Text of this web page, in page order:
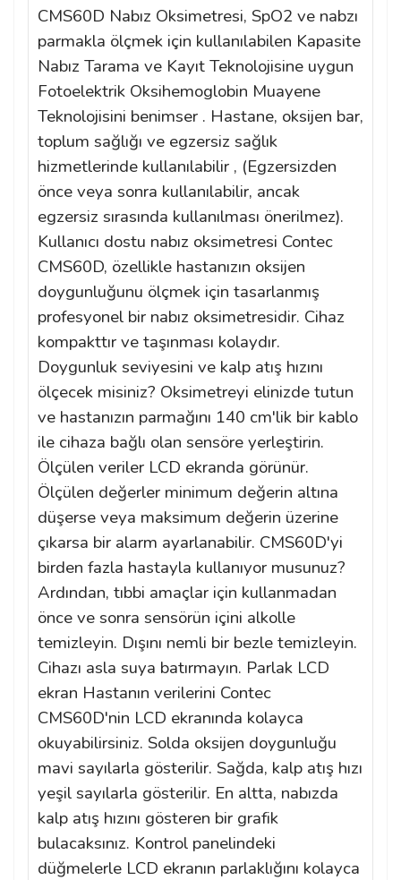
CMS60D Nabız Oksimetresi, SpO2 ve nabzı
parmakla ölçmek için kullanılabilen Kapasite
Nabız Tarama ve Kayıt Teknolojisine uygun
Fotoelektrik Oksihemoglobin Muayene
Teknolojisini benimser . Hastane, oksijen bar,
toplum sağlığı ve egzersiz sağlık
hizmetlerinde kullanılabilir , (Egzersizden
önce veya sonra kullanılabilir, ancak
egzersiz sırasında kullanılması önerilmez).
Kullanıcı dostu nabız oksimetresi Contec
CMS60D, özellikle hastanızın oksijen
doygunluğunu ölçmek için tasarlanmış
profesyonel bir nabız oksimetresidir. Cihaz
kompakttır ve taşınması kolaydır.
Doygunluk seviyesini ve kalp atış hızını
ölçecek misiniz? Oksimetreyi elinizde tutun
ve hastanızın parmağını 140 cm'lik bir kablo
ile cihaza bağlı olan sensöre yerleştirin.
Ölçülen veriler LCD ekranda görünür.
Ölçülen değerler minimum değerin altına
düşerse veya maksimum değerin üzerine
çıkarsa bir alarm ayarlanabilir. CMS60D'yi
birden fazla hastayla kullanıyor musunuz?
Ardından, tıbbi amaçlar için kullanmadan
önce ve sonra sensörün içini alkolle
temizleyin. Dışını nemli bir bezle temizleyin.
Cihazı asla suya batırmayın. Parlak LCD
ekran Hastanın verilerini Contec
CMS60D'nin LCD ekranında kolayca
okuyabilirsiniz. Solda oksijen doygunluğu
mavi sayılarla gösterilir. Sağda, kalp atış hızı
yeşil sayılarla gösterilir. En altta, nabızda
kalp atış hızını gösteren bir grafik
bulacaksınız. Kontrol panelindeki
düğmelerle LCD ekranın parlaklığını kolayca